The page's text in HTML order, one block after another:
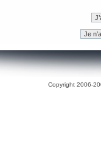
Copyright 2006-